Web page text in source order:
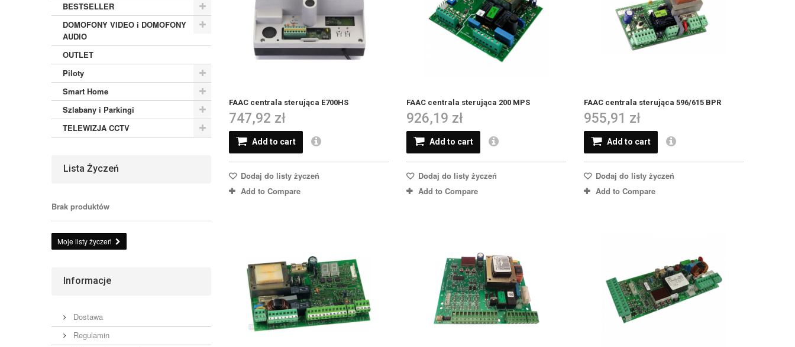
FAAC centrala sterująca E700HS
747,92 zł
Add to cart
Dodaj do listy życzeń
Add to Compare
FAAC centrala sterująca 200 MPS
926,19 zł
Add to cart
Dodaj do listy życzeń
Add to Compare
FAAC centrala sterująca 596/615 BPR
955,91 zł
Add to cart
Dodaj do listy życzeń
Add to Compare
BESTSELLER
DOMOFONY VIDEO i DOMOFONY
AUDIO
OUTLET
Piloty
Smart Home
Szlabany i Parkingi
TELEWIZJA CCTV
Lista Życzeń
Brak produktów
Moje listy życzeń
Informacje
Dostawa
Regulamin